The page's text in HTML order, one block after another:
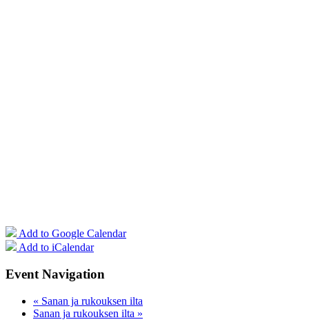
Add to Google Calendar
Add to iCalendar
Event Navigation
« Sanan ja rukouksen ilta
Sanan ja rukouksen ilta »